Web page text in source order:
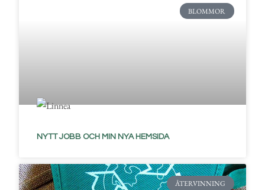
BLOMMOR
NYTT JOBB OCH MIN NYA HEMSIDA
ÅTERVINNING